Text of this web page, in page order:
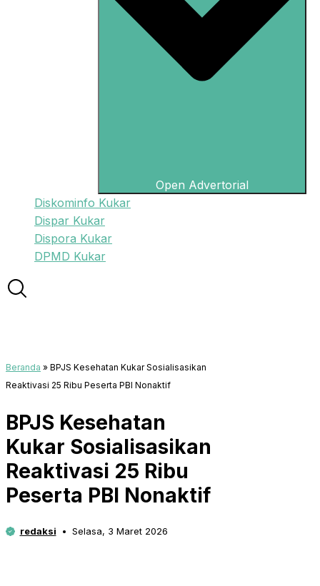
Open Advertorial
Diskominfo Kukar
Dispar Kukar
Dispora Kukar
DPMD Kukar
Beranda » BPJS Kesehatan Kukar Sosialisasikan
Reaktivasi 25 Ribu Peserta PBI Nonaktif
BPJS Kesehatan
Kukar Sosialisasikan
Reaktivasi 25 Ribu
Peserta PBI Nonaktif
redaksi Selasa, 3 Maret 2026